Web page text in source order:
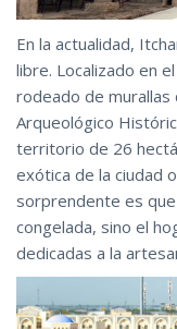
En la actualidad,
libre. Localizado en
rodeado de
Arqueológico
territorio de 26
exótica de la ciudad
sorprendente es
congelada, sino el
dedicadas a la